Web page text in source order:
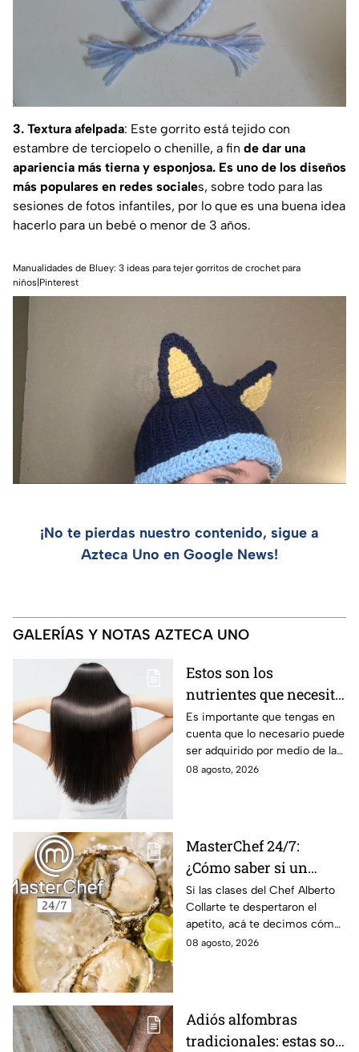
3. Textura afelpada: Este gorrito está tejido con
estambre de terciopelo o chenille, a fin de dar una
apariencia más tierna y esponjosa. Es uno de los diseños
más populares en redes sociales, sobre todo para las
sesiones de fotos infantiles, por lo que es una buena idea
hacerlo para un bebé o menor de 3 años.
Manualidades de Bluey: 3 ideas para tejer gorritos de crochet para
niños|Pinterest
¡No te pierdas nuestro contenido, sigue a
Azteca Uno en Google News!
GALERÍAS Y NOTAS AZTECA UNO
Estos son los
nutrientes que necesita
tu cabello a partir de
los 40 años
Es importante que tengas en
cuenta que lo necesario puede
ser adquirido por medio de la
alimentación.
08 agosto, 2026
MasterChef 24/7:
¿Cómo saber si un
ostión está fresco y es
seguro consumirlo?
Si las clases del Chef Alberto
Collarte te despertaron el
apetito, acá te decimos cómo
elegir los ostiones ideales para
08 agosto, 2026
Adiós alfombras
tradicionales: estas son